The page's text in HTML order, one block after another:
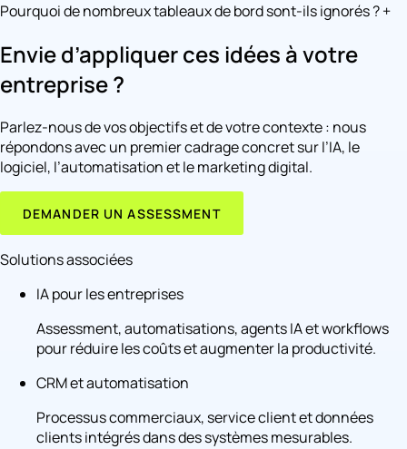
Pourquoi de nombreux tableaux de bord sont-ils ignorés ?+
Envie d’appliquer ces idées à votre
entreprise ?
Parlez-nous de vos objectifs et de votre contexte : nous
répondons avec un premier cadrage concret sur l’IA, le
logiciel, l’automatisation et le marketing digital.
DEMANDER UN ASSESSMENT
Solutions associées
IA pour les entreprises
Assessment, automatisations, agents IA et workflows
pour réduire les coûts et augmenter la productivité.
CRM et automatisation
Processus commerciaux, service client et données
clients intégrés dans des systèmes mesurables.